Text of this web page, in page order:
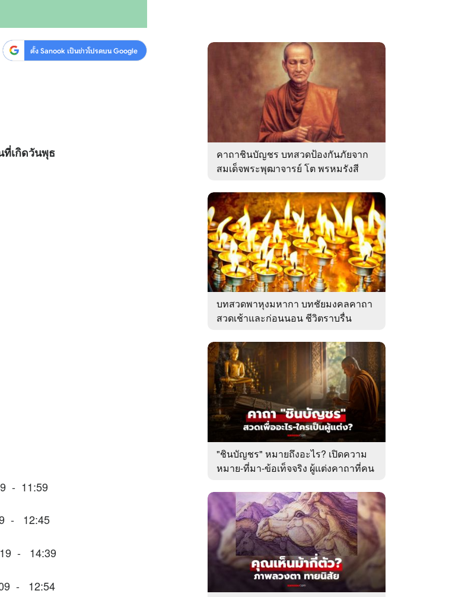
ตั้ง Sanook เป็นข่าวโปรดบน Google
ที่เกิดวันพุธ
- 11:59
- 12:45
- 14:39
- 12:54
คาถาชินบัญชร บทสวดป้องกันภัยจาก
สมเด็จพระพุฒาจารย์ โต พรหมรังสี
บทสวดพาหุงมหากา บทชัยมงคลคาถา
สวดเช้าและก่อนนอน ชีวิตราบรื่น
"ชินบัญชร" หมายถึงอะไร? เปิดความ
หมาย-ที่มา-ข้อเท็จจริง ผู้แต่งคาถาที่คน